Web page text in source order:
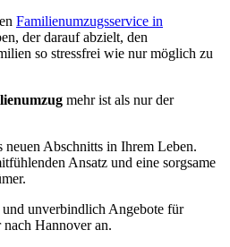
Familienumzugsservice in
der darauf abzielt, den
so stressfrei wie nur möglich zu
mehr ist als nur der
neuen Abschnitts in Ihrem Leben.
Ansatz und eine sorgsame
unverbindlich Angebote für
Hannover an.